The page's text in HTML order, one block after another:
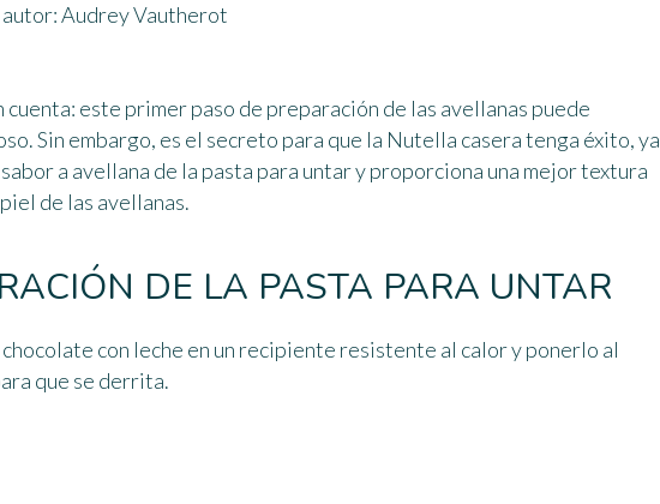
Audrey Vautherot
cuenta: este primer paso de preparación de las avellanas puede
Sin embargo, es el secreto para que la Nutella casera tenga éxito, ya
a avellana de la pasta para untar y proporciona una mejor textura
de las avellanas.
DE LA PASTA PARA UNTAR
con leche en un recipiente resistente al calor y ponerlo al
que se derrita.